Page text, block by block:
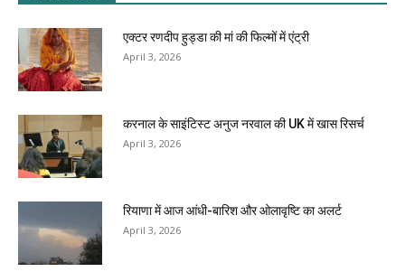
एक्टर रणदीप हुड्डा की मां की फिल्मों में एंट्री
April 3, 2026
करनाल के साइंटिस्ट अनुज नरवाल की UK में खास रिसर्च
April 3, 2026
रियाणा में आज आंधी-बारिश और ओलावृष्टि का अलर्ट
April 3, 2026